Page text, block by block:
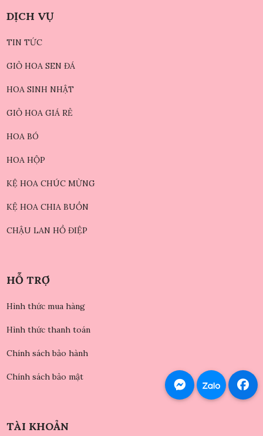
DỊCH VỤ
TIN TỨC
GIỎ HOA SEN ĐÁ
HOA SINH NHẬT
GIỎ HOA GIÁ RẺ
HOA BÓ
HOA HỘP
KỆ HOA CHÚC MỪNG
KỆ HOA CHIA BUỒN
CHẬU LAN HỒ ĐIỆP
HỖ TRỢ
Hình thức mua hàng
Hình thức thanh toán
Chính sách bảo hành
Chính sách bảo mật
TÀI KHOẢN